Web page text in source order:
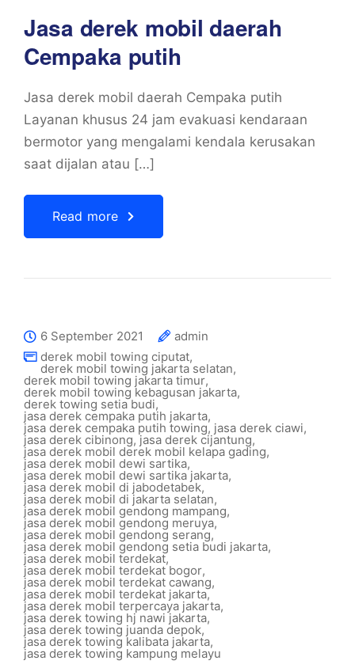
Jasa derek mobil daerah
Cempaka putih
Jasa derek mobil daerah Cempaka putih
Layanan khusus 24 jam evakuasi kendaraan
bermotor yang mengalami kendala kerusakan
saat dijalan atau […]
Read more
6 September 2021
admin
derek mobil towing ciputat,
derek mobil towing jakarta selatan,
derek mobil towing jakarta timur,
derek mobil towing kebagusan jakarta,
derek towing setia budi,
jasa derek cempaka putih jakarta,
jasa derek cempaka putih towing, jasa derek ciawi,
jasa derek cibinong,jasa derek cijantung,
jasa derek mobil derek mobil kelapa gading,
jasa derek mobil dewi sartika,
jasa derek mobil dewi sartika jakarta,
jasa derek mobil di jabodetabek,
jasa derek mobil di jakarta selatan,
jasa derek mobil gendong mampang,
jasa derek mobil gendong meruya,
jasa derek mobil gendong serang,
jasa derek mobil gendong setia budi jakarta,
jasa derek mobil terdekat,
jasa derek mobil terdekat bogor,
jasa derek mobil terdekat cawang,
jasa derek mobil terdekat jakarta,
jasa derek mobil terpercaya jakarta,
jasa derek towing hj nawi jakarta,
jasa derek towing juanda depok,
jasa derek towing kalibata jakarta,
jasa derek towing kampung melayu